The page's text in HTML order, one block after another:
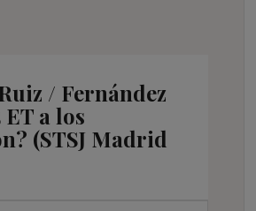
/ Fernández
a los
(STSJ Madrid